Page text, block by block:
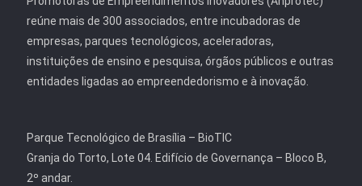
reúne mais de 300 associados, entre incubadoras de
empresas, parques tecnológicos, aceleradoras,
instituições de ensino e pesquisa, órgãos públicos e outras
entidades ligadas ao empreendedorismo e à inovação.
Parque Tecnológico de Brasília – BioTIC
Granja do Torto, Lote 04. Edifício de Governança – Bloco B,
2º andar.